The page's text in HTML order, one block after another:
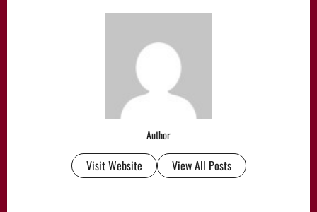
Author
Visit Website View All Posts